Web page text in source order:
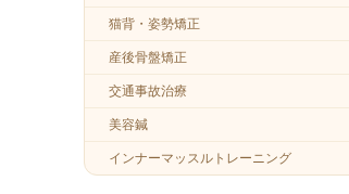
猫背・姿勢矯正
産後骨盤矯正
交通事故治療
美容鍼
インナーマッスルトレーニング